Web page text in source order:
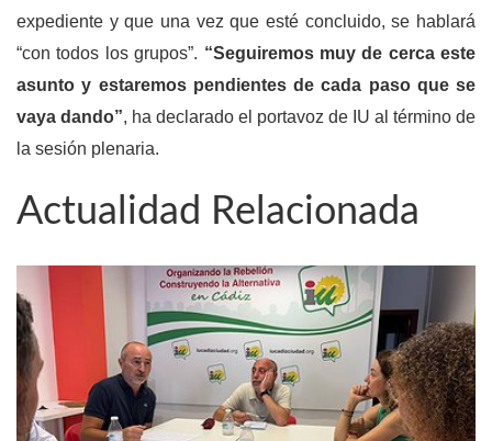
expediente y que una vez que esté concluido, se hablará
“con todos los grupos”. “Seguiremos muy de cerca este
asunto y estaremos pendientes de cada paso que se
vaya dando”, ha declarado el portavoz de IU al término de
la sesión plenaria.
Actualidad Relacionada